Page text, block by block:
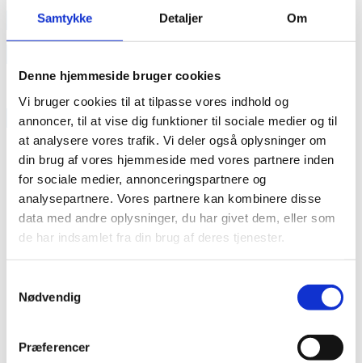
Samtykke Detaljer Om
Denne hjemmeside bruger cookies
Vi bruger cookies til at tilpasse vores indhold og
annoncer, til at vise dig funktioner til sociale medier og til
at analysere vores trafik. Vi deler også oplysninger om
din brug af vores hjemmeside med vores partnere inden
for sociale medier, annonceringspartnere og
analysepartnere. Vores partnere kan kombinere disse
data med andre oplysninger, du har givet dem, eller som
de har indsamlet fra din brug af deres tjenester.
Nødvendig
Præferencer
annonce
RAINBOW BUSINESS DENMARK